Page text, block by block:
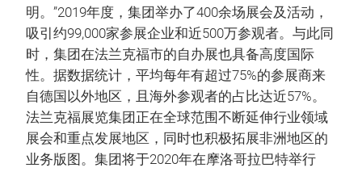
明。”2019年度，集团举办了400余场展会及活动，
吸引约99,000家参展企业和近500万参观者。与此同
时，集团在法兰克福市的自办展也具备高度国际
性。据数据统计，平均每年有超过75%的参展商来
自德国以外地区，且海外参观者的占比达近57%。
法兰克福展览集团正在全球范围不断延伸行业领域
展会和重点发展地区，同时也积极拓展非洲地区的
业务版图。集团将于2020年在摩洛哥拉巴特举行